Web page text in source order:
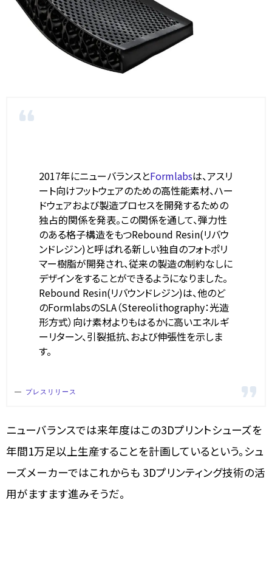
2017年にニューバランスとFormlabsは、アスリ
ート向けフットウェアのための高性能素材、ハー
ドウェアおよび製造プロセスを開発するための
独占的関係を発表。この関係を通して、弾力性
のある格子構造をもつRebound Resin(リバウ
ンドレジン)と呼ばれる新しい独自のフォトポリ
マー樹脂が開発され、従来の製造の制約なしに
デザインをすることができるようになりました。
Rebound Resin(リバウンドレジン)は、他のど
のFormlabsのSLA（Stereolithography：光造
形方式）向け素材よりもはるかに高いエネルギ
ーリターン、引裂抵抗、および伸張性を示しま
す。
プレスリリース
ニューバランスでは来年度はこの3Dプリントシューズを
年間1万足以上生産することを計画しているという。シュ
ーズメーカーではこれからも 3Dプリンティング技術の活
用がますます進みそうだ。